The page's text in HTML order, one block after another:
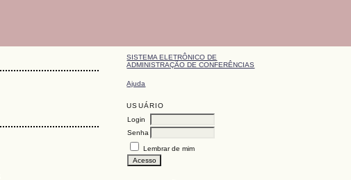
SISTEMA ELETRÔNICO DE
ADMINISTRAÇÃO DE CONFERÊNCIAS
Ajuda
USUÁRIO
Login
Senha
Lembrar de mim